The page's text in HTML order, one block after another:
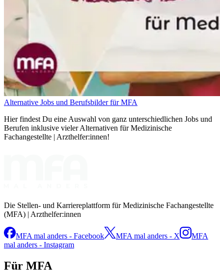
Alternative Jobs und Berufsbilder für MFA
Hier findest Du eine Auswahl von ganz unterschiedlichen Jobs und
Berufen inklusive vieler Alternativen für Medizinische
Fachangestellte | Arzthelfer:innen!
Die Stellen- und Karriereplattform für Medizinische Fachangestellte
(MFA) | Arzthelfer:innen
MFA mal anders - Facebook MFA mal anders - X
MFA
mal anders - Instagram
Für MFA